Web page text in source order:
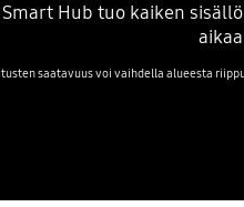
Hub tuo kaiken
saatavuus voi vaihdella alueesta